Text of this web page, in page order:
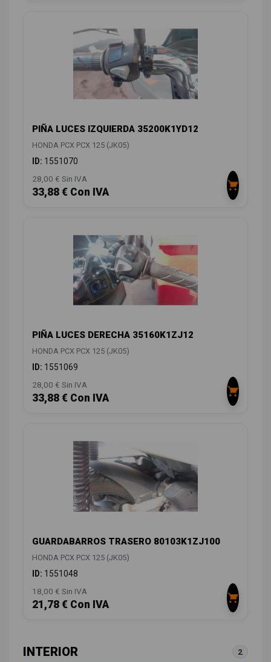
PIÑA LUCES IZQUIERDA 35200K1YD12
HONDA PCX PCX 125 (JK05)
ID: 1551070
28,00 € Sin IVA
33,88 € Con IVA
PIÑA LUCES DERECHA 35160K1ZJ12
HONDA PCX PCX 125 (JK05)
ID: 1551069
28,00 € Sin IVA
33,88 € Con IVA
GUARDABARROS TRASERO 80103K1ZJ100
HONDA PCX PCX 125 (JK05)
ID: 1551048
18,00 € Sin IVA
21,78 € Con IVA
INTERIOR 2